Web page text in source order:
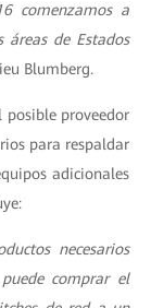
comenzamos a
áreas de Estados
Blumberg.
posible proveedor
para respaldar
adicionales
necesarios
comprar el